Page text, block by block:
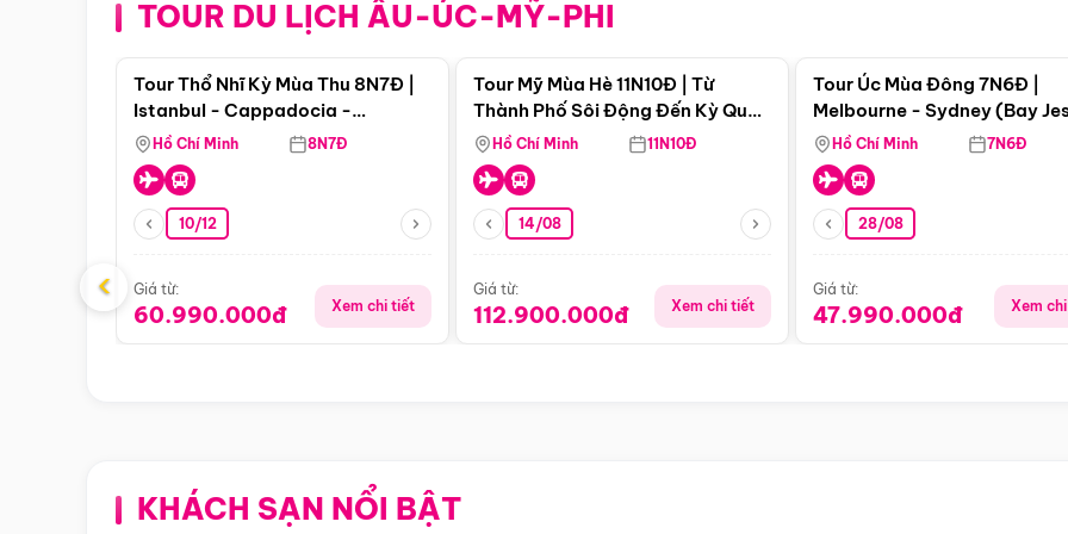
TOUR DU LỊCH ÂU-ÚC-MỸ-PHI
Điểm nổi bật
Tour Thổ Nhĩ Kỳ Mùa Thu 8N7Đ |
Istanbul - Cappadocia -
Pamukkale
Hồ Chí Minh 8N7Đ
10/12
Giá từ:
60.990.000đ Xem chi tiết
Tour Mỹ Mùa Hè 11N10Đ | Từ
Thành Phố Sôi Động Đến Kỳ Quan
Thiên Nhiên Mỹ
Hồ Chí Minh 11N10Đ
14/08
Giá từ:
112.900.000đ Xem chi tiết
Tour Úc Mùa Đông 7N6Đ |
Melbourne - Sydney (Bay
Airways)
Hồ Chí Minh 7N6Đ
28/08
Giá từ:
47.990.000đ Xem
‹
KHÁCH SẠN NỔI BẬT